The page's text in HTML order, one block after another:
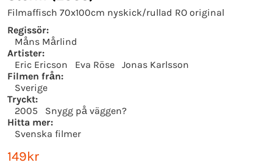
Filmaffisch 70x100cm nyskick/rullad RO original
Regissör:
Måns Mårlind
Artister:
Eric Ericson
Eva Röse
Jonas Karlsson
Filmen från:
Sverige
Tryckt:
2005
Snygg på väggen?
Hitta mer:
Svenska filmer
149kr